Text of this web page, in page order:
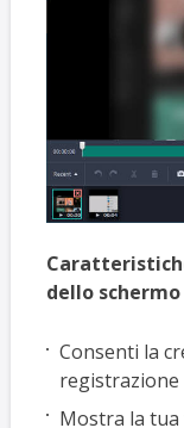
dello
Consenti la
registrazione
Mostra la